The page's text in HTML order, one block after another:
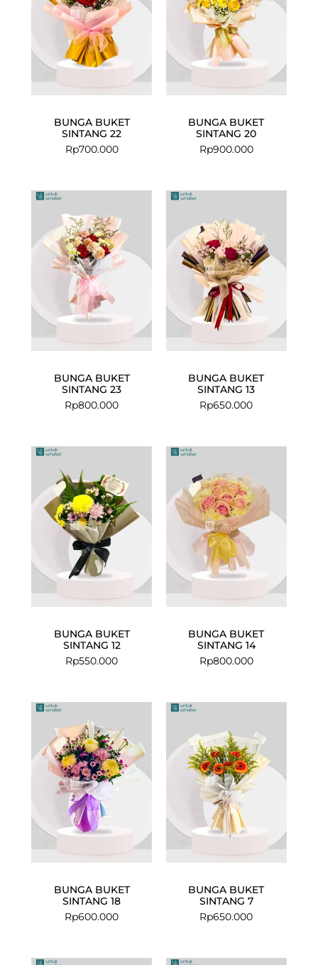
BUNGA BUKET
SINTANG 22
Rp700.000
BUNGA BUKET
SINTANG 20
Rp900.000
BUNGA BUKET
SINTANG 23
Rp800.000
BUNGA BUKET
SINTANG 13
Rp650.000
BUNGA BUKET
SINTANG 12
Rp550.000
BUNGA BUKET
SINTANG 14
Rp800.000
BUNGA BUKET
SINTANG 18
Rp600.000
BUNGA BUKET
SINTANG 7
Rp650.000